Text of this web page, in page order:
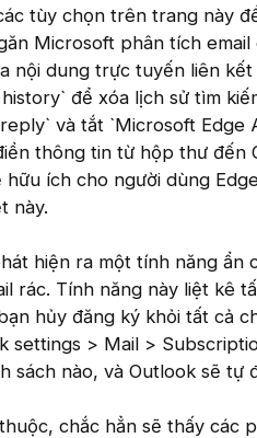
tùy chọn trên trang này
Microsoft phân tích
nội dung trực tuyến liên
để xóa lịch sử tìm
và tắt `Microsoft Edge
thông tin từ hộp thư đến
ích cho người dùng
này.
hiện ra một tính năng ẩn
rác. Tính năng này liệt kê
hủy đăng ký khỏi tất cả
settings > Mail >
sách nào, và Outlook sẽ tự
chắc hẳn sẽ thấy các